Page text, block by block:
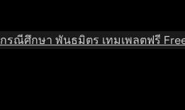
กรณีศึกษา พันธมิตร เทมเพลตฟรี